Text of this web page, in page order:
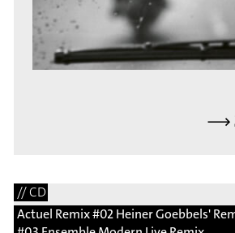
⟶
// CD
Actuel Remix #02 Heiner Goebbels'